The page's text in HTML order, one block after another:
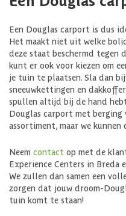
Een Douglas carport is dus
Het maakt niet uit welke
deze staat beschermd tegen
kunt er ook voor kiezen om
je tuin te plaatsen. Sla dan
sneeuwkettingen en
spullen altijd bij de hand
Douglas carport met
assortiment, maar we kunnen
Neem contact op met de
Experience Centers in Breda
We zullen dan samen een
zorgen dat jouw droom-
tuin komt te staan!